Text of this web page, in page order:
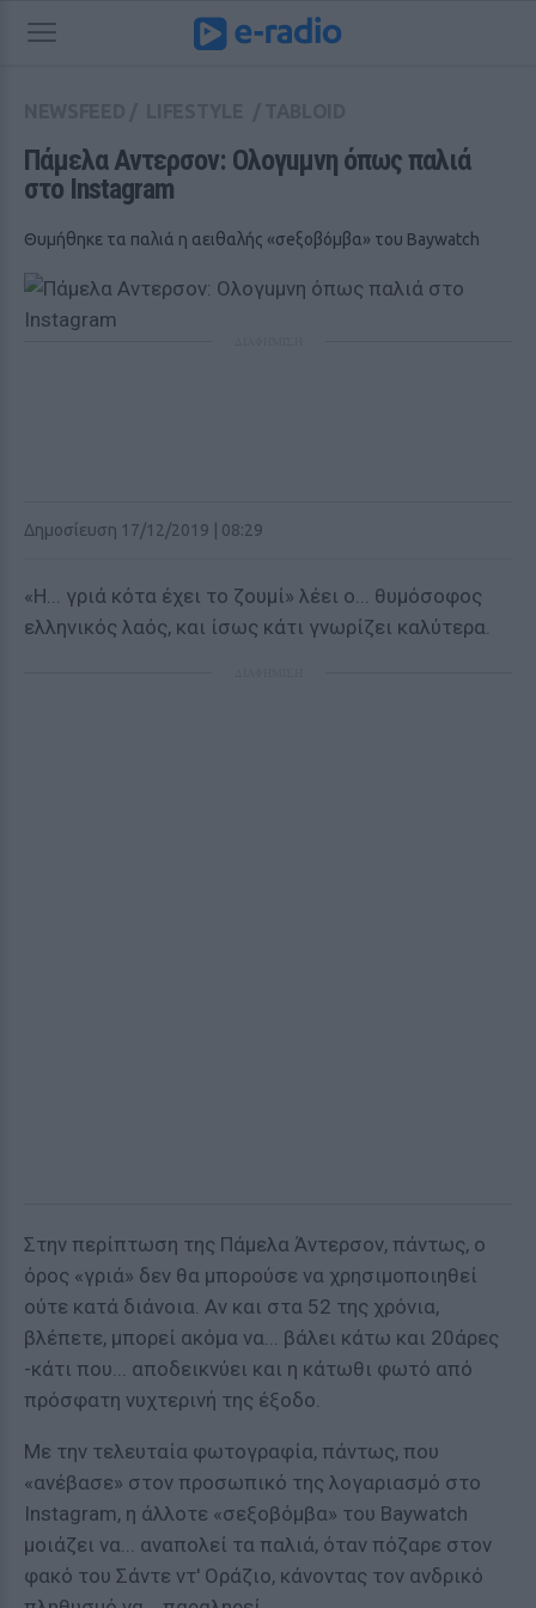
Πάμελα Αντερσον: Ολογuμνη όπως παλιά
στο Instagram
Θυμήθηκε τα παλιά η αειθαλής «σeξοβόμβα» του Baywatch
Δημοσίευση 17/12/2019 | 08:29
«Η... γριά κότα έχει το ζουμί» λέει ο... θυμόσοφος
ελληνικός λαός, και ίσως κάτι γνωρίζει καλύτερα.
Στην περίπτωση της Πάμελα Άντερσον, πάντως, ο
όρος «γριά» δεν θα μπορούσε να χρησιμοποιηθεί
ούτε κατά διάνοια. Αν και στα 52 της χρόνια,
βλέπετε, μπορεί ακόμα να... βάλει κάτω και 20άρες
-κάτι που... αποδεικνύει και η κάτωθι φωτό από
πρόσφατη νυχτερινή της έξοδο.
Με την τελευταία φωτογραφία, πάντως, που
«ανέβασε» στον προσωπικό της λογαριασμό στο
Instagram, η άλλοτε «σεξοβόμβα» του Baywatch
μοιάζει να... αναπολεί τα παλιά, όταν πόζαρε στον
φακό του Σάντε ντ' Οράζιο, κάνοντας τον ανδρικό